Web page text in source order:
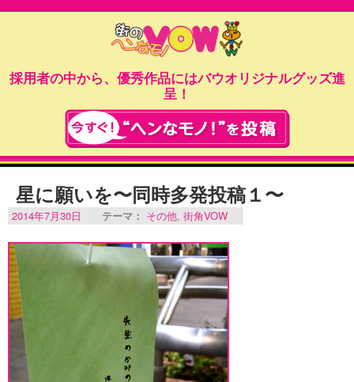
採用者の中から、優秀作品にはバウオリジナルグッズ進
呈！
星に願いを〜同時多発投稿１〜
2014年7月30日 テーマ： その他, 街角VOW